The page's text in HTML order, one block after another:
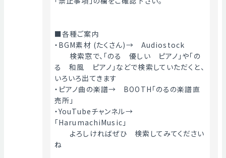
■各種ご案内
・BGM素材 (たくさん)→　Audiostock
検索窓で、「のる　優しい　ピアノ」や「の
る　和風　ピアノ」などで検索していただくと、
いろいろ出てきます
・ピアノ曲の楽譜→　BOOTH「のるの楽譜直
売所」
・YouTubeチャンネル→
「HarumachiMusic」
よろしければぜひ　検索してみてください
ね